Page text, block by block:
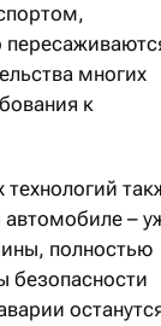
многих
к
–
полностью
безопасности